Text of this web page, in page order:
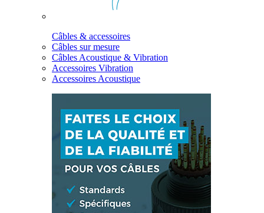
Câbles & accessoires
Câbles sur mesure
Câbles Acoustique & Vibration
Accessoires Vibration
Accessoires Acoustique